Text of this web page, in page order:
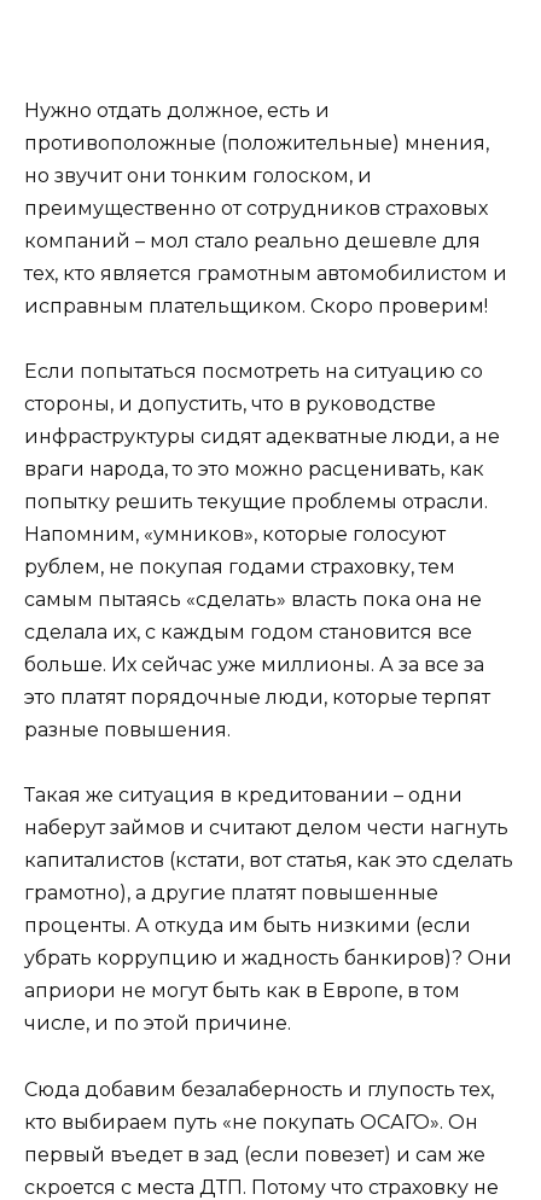
Нужно отдать должное, есть и
противоположные (положительные) мнения,
но звучит они тонким голоском, и
преимущественно от сотрудников страховых
компаний – мол стало реально дешевле для
тех, кто является грамотным автомобилистом и
исправным плательщиком. Скоро проверим!
Если попытаться посмотреть на ситуацию со
стороны, и допустить, что в руководстве
инфраструктуры сидят адекватные люди, а не
враги народа, то это можно расценивать, как
попытку решить текущие проблемы отрасли.
Напомним, «умников», которые голосуют
рублем, не покупая годами страховку, тем
самым пытаясь «сделать» власть пока она не
сделала их, с каждым годом становится все
больше. Их сейчас уже миллионы. А за все за
это платят порядочные люди, которые терпят
разные повышения.
Такая же ситуация в кредитовании – одни
наберут займов и считают делом чести нагнуть
капиталистов (кстати, вот статья, как это сделать
грамотно), а другие платят повышенные
проценты. А откуда им быть низкими (если
убрать коррупцию и жадность банкиров)? Они
априори не могут быть как в Европе, в том
числе, и по этой причине.
Сюда добавим безалаберность и глупость тех,
кто выбираем путь «не покупать ОСАГО». Он
первый въедет в зад (если повезет) и сам же
скроется с места ДТП. Потому что страховку не